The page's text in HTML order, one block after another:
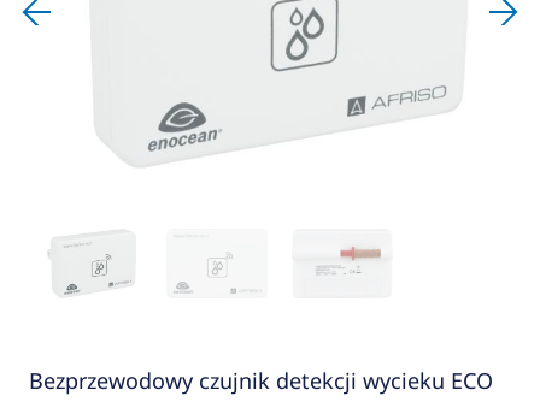
Bezprzewodowy czujnik detekcji wycieku ECO